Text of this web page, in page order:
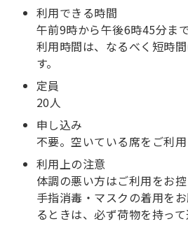
利用できる時間
午前9時から午後6時45分ま
利用時間は、なるべく短時
す。
定員
20人
申し込み
不要。空いている席をご利用
利用上の注意
体調の悪い方はご利用をお
手指消毒・マスクの着用を
るときは、必ず荷物を持って